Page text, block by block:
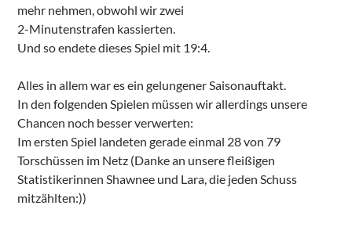
mehr nehmen, obwohl wir zwei
2-Minutenstrafen kassierten.
Und so endete dieses Spiel mit 19:4.
Alles in allem war es ein gelungener Saisonauftakt.
In den folgenden Spielen müssen wir allerdings unsere
Chancen noch besser verwerten:
Im ersten Spiel landeten gerade einmal 28 von 79
Torschüssen im Netz (Danke an unsere fleißigen
Statistikerinnen Shawnee und Lara, die jeden Schuss
mitzählten:))